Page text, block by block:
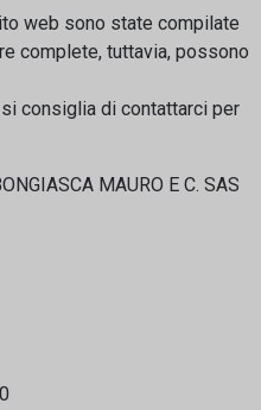
web sono state compilate
complete, tuttavia, possono
consiglia di contattarci per
MAURO E C. SAS